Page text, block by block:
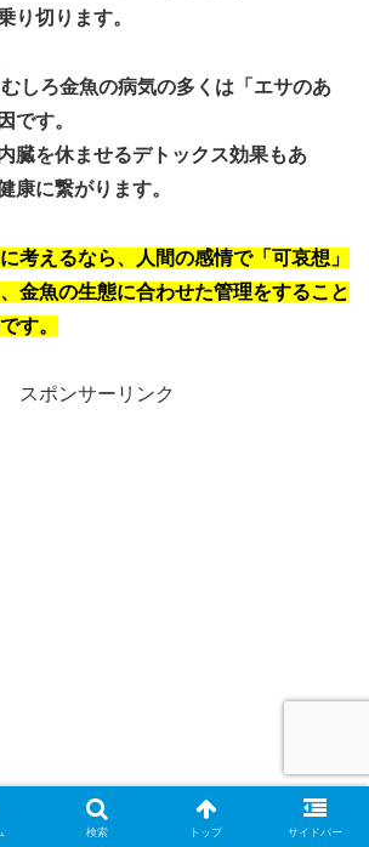
り切ります。
むしろ金魚の病気の多くは「エサのあ
です。
臓を休ませるデトックス効果もあ
康に繋がります。
考えるなら、人間の感情で「可哀想」
金魚の生態に合わせた管理をすること
す。
スポンサーリンク
検索 トップ サイドバー